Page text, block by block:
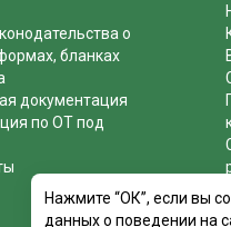
о
бланках
документация
по ОТ под
Нажмите “ОК”, если вы
данных о поведении на